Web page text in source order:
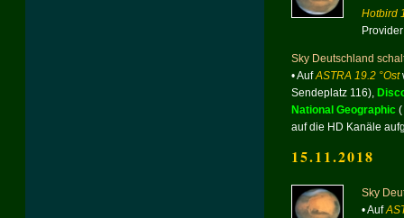
Hotbird
Sky Deutschland
• AufASTRA 19.2 °Ost
Sendeplatz 116),
National Geographic(
auf die HD Kanäle
15.11.2018
Sky
• Auf